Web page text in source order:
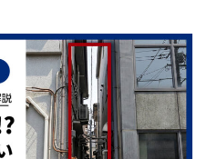
ドライバー職場体験
よくある質問
link